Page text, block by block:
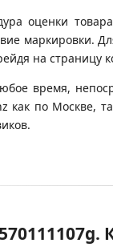
оценки
на страницу
время,
как по